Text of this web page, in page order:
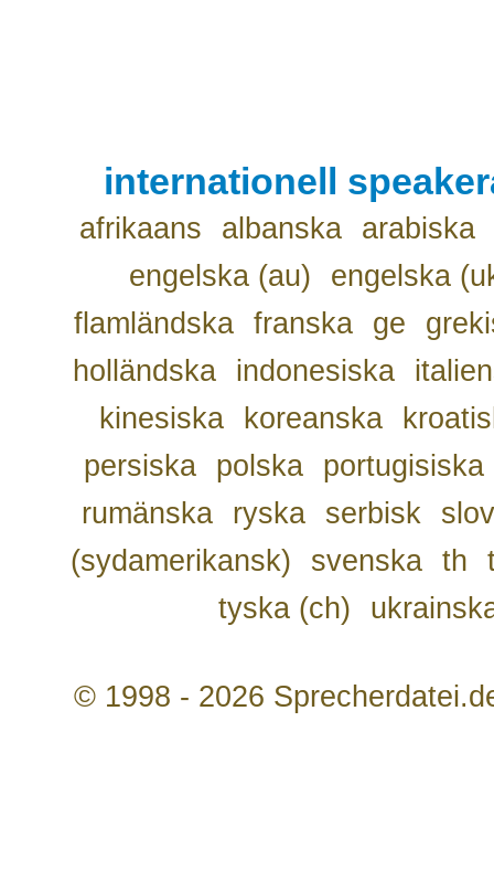
internationell
afrikaans albanska
arabiska
engelska (au)
engelska
flamländska franska ge
holländska
indonesiska
kinesiska
koreanska
persiska
polska
portugisiska
rumänska
ryska serbisk
(sydamerikansk)
svenska th
tyska (ch)
© 1998 - 2026